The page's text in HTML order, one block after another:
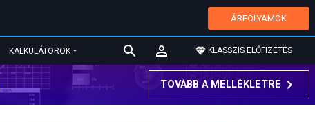
ÁRFOLYAMOK
KALKULÁTOROK KLASSZIS ELŐFIZETÉS
TOVÁBB A MELLÉKLETRE